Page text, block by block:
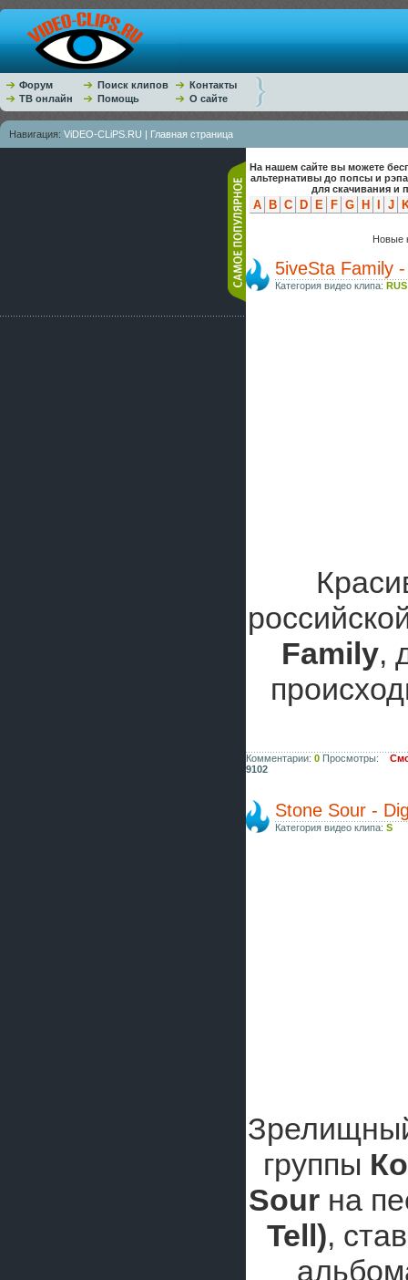
Форум Поиск клипов
Контакты
ТВ онлайн
Помощь О сайте
Навигация: ViDEO-CLiPS.RU | Главная страница
На нашем сайте вы можете
альтернативы до попсы и
для скачивания и
A B C D E F G H J
Новые
5iveSta Family
Категория видео клипа: RUS
Family,
Комментарии: 0 Просмотры:
9102
Stone Sour -
Категория видео клипа: S
группы
Sour на
Tell),